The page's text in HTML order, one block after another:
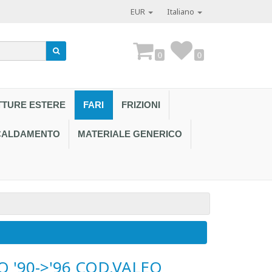
EUR Italiano
0 0
ESTERE FARI FRIZIONI
MATERIALE GENERICO
'90->'96 COD.VALEO